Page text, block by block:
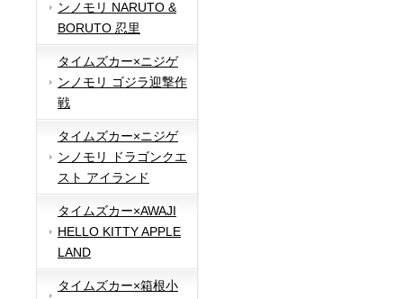
ンノモリ NARUTO &
BORUTO 忍里
タイムズカー×ニジゲ
ンノモリ ゴジラ迎撃作
戦
タイムズカー×ニジゲ
ンノモリ ドラゴンクエ
スト アイランド
タイムズカー×AWAJI
HELLO KITTY APPLE
LAND
タイムズカー×箱根小